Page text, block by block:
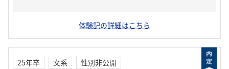
体験記の詳細はこちら
25年卒 文系
性別非公開